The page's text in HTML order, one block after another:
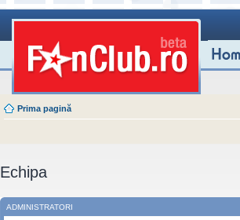
Prima pagină
Echipa
ADMINISTRATORI